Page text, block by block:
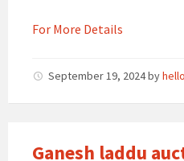
For More Details
September 19, 2024by
Ganesh laddu